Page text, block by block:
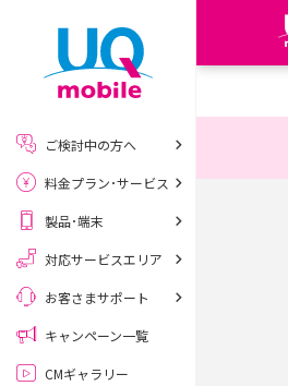
ご検討中の方へ
料金プラン･サービス
製品･端末
対応サービスエリア
お客さまサポート
キャンペーン一覧
CMギャラリー